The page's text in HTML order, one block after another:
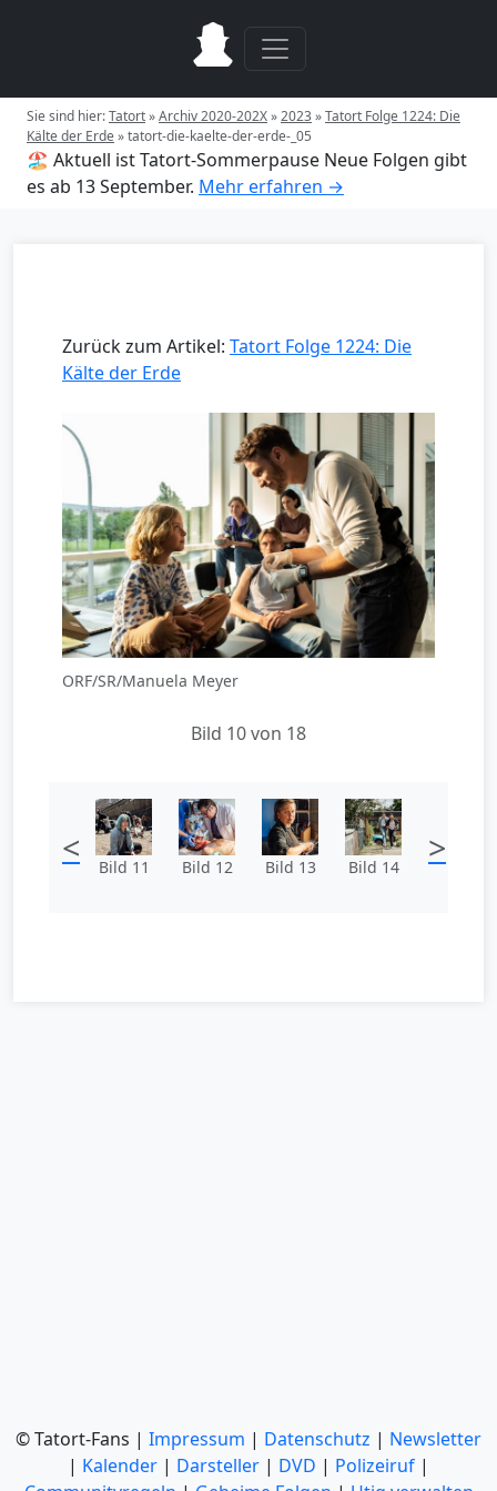
Sie sind hier:Tatort»Archiv 2020-202X»2023»Tatort Folge 1224: Die
Kälte der Erde»tatort-die-kaelte-der-erde-_05
🏖️ Aktuell ist Tatort-Sommerpause Neue Folgen gibt
es ab 13 September. Mehr erfahren →
Zurück zum Artikel: Tatort Folge 1224: Die
Kälte der Erde
ORF/SR/Manuela Meyer
Bild 10 von 18
< Bild 11 Bild 12 Bild 13 Bild 14 >
© Tatort-Fans | Impressum | Datenschutz | Newsletter
| Kalender | Darsteller | DVD | Polizeiruf |